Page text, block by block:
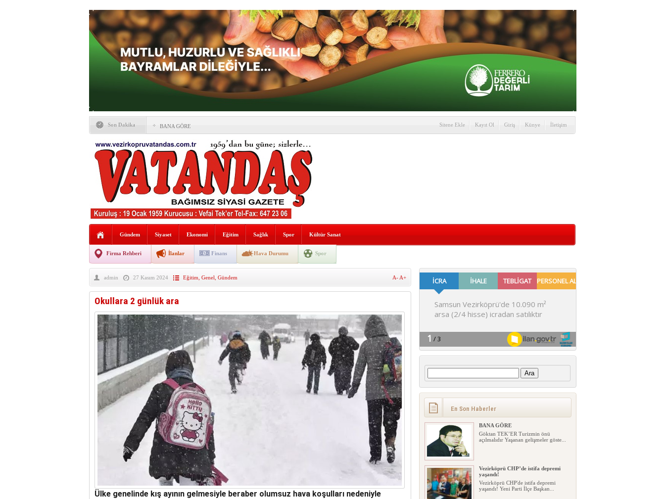
Son Dakika BANA GÖRE
Vezirköprü CHP’de istifa depremi yaşandı!
HAYATIN İÇİNDEN BESLENME
Kaybettiklerimiz
NÖBETÇİ ECZANELER
Okullarda yeni dönem: Yönetmelik kapsamlı şekilde
değişti
taşınıyor
Hafif ticari araç takla attı! 2’si Çocuk 5 Yaralı
“Yaz Seninle Güzel” doğa yürüyüşü
Sitene Ekle Kayıt Ol Giriş Künye İletişim
Gündem Siyaset Ekonomi Eğitim Sağlık Spor Kültür Sanat
Firma Rehberi İlanlar Finans Hava Durumu Spor
admin 27 Kasım 2024 Eğitim Genel Gündem A- A+
Okullara 2 günlük ara
Ülke genelinde kış ayının gelmesiyle beraber olumsuz hava koşulları nedeniyle
Arama:
En Son Haberler
BANA GÖRE
Göktan TEK’ER Turizmin önü
açılmalıdır Yaşanan gelişmeler göste...
Vezirköprü CHP’de istifa depremi
yaşandı!
Vezirköprü CHP'de istifa depremi
yaşandı! Yeni Parti İlçe Başkan...